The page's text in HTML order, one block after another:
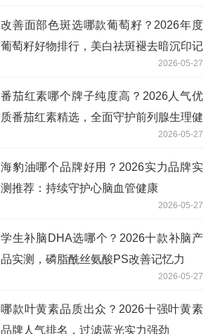
改善面部色斑选哪款葡萄籽？2026年度
葡萄籽好物排行，美白祛斑褪去暗沉印记
2026-05-27
番茄红素哪个牌子纯度高？2026人气优
质番茄红素精选，全面守护前列腺生理健
2026-05-27
海豹油哪个品牌好用？2026实力品牌实
测推荐：持续守护心脑血管健康
2026-05-27
学生补脑DHA选哪个？2026十款补脑产
品实测，磷脂酰丝氨酸PS改善记忆力
2026-05-27
哪款叶黄素品质出众？2026十强叶黄素
品牌人气排名，过滤蓝光实力强劲